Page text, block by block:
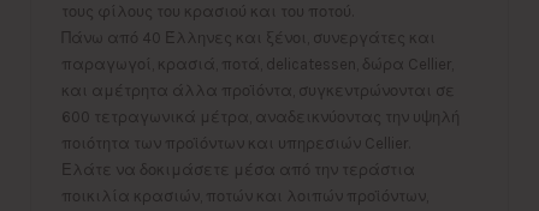
τους φίλους του κρασιού και του ποτού.
Πάνω από 40 Έλληνες και ξένοι, συνεργάτες και
παραγωγοί, κρασιά, ποτά, delicatessen, δώρα Cellier,
και αμέτρητα άλλα προϊόντα, συγκεντρώνονται σε
600 τετραγωνικά μέτρα, αναδεικνύοντας την υψηλή
ποιότητα των προϊόντων και υπηρεσιών Cellier.
Ελάτε να δοκιμάσετε μέσα από την τεράστια
ποικιλία κρασιών, ποτών και λοιπών προϊόντων,